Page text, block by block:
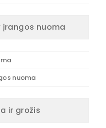
įrangos nuoma
nuoma
ir grožis